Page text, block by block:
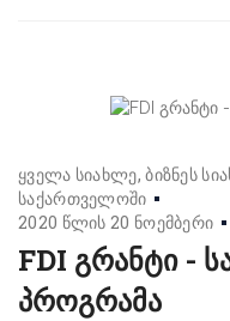
ყველა სიახლე ბიზნეს
საქართველოში
2020 წლის 20 ნოემბერი
FDI გრანტი -
პროგრამა